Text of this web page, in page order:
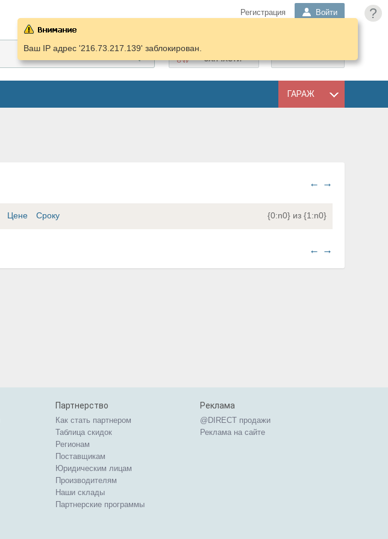
?
Регистрация Войти
ЗАПЧАСТИ
ГАРАЖ
Ваш IP адрес '216.73.217.139' заблокирован.
← →
{0:n0} из {1:n0}
Цене Сроку
← →
Партнерство
Как стать партнером
Таблица скидок
Регионам
Поставщикам
Юридическим лицам
Производителям
Наши склады
Партнерские программы
Реклама
@DIRECT продажи
Реклама на сайте